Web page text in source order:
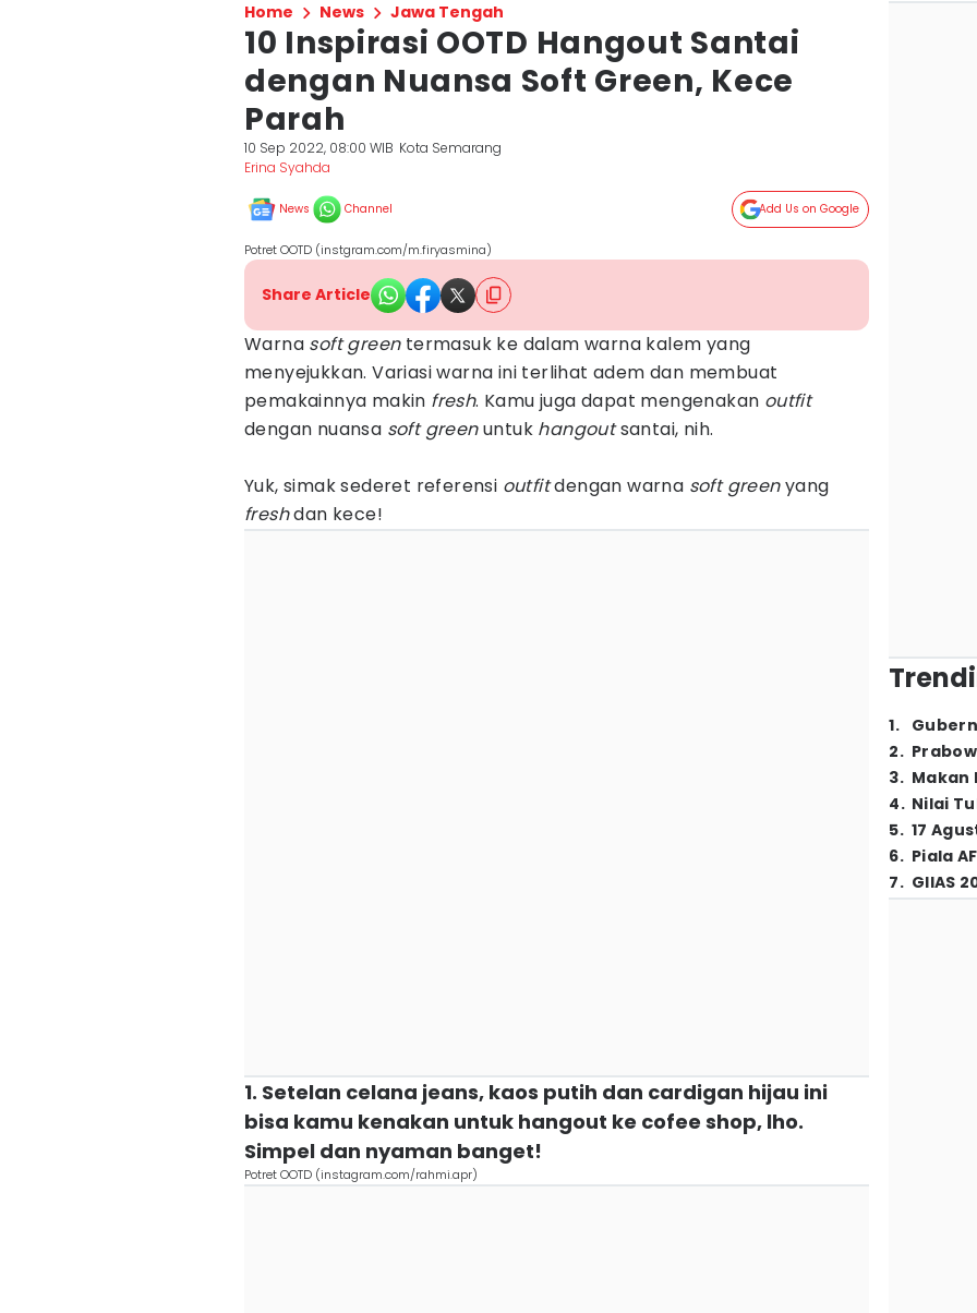
Home News Jawa Tengah
10 Inspirasi OOTD Hangout Santai
dengan Nuansa Soft Green, Kece
Parah
10 Sep 2022, 08:00 WIB Kota Semarang
Erina Syahda
News Channel Add Us on Google
Potret OOTD (instgram.com/m.firyasmina)
Share Article
Warna soft green termasuk ke dalam warna kalem yang
menyejukkan. Variasi warna ini terlihat adem dan membuat
pemakainnya makin fresh. Kamu juga dapat mengenakan outfit
dengan nuansa soft greenuntuk hangoutsantai, nih.
Yuk, simak sederet referensi outfitdengan warna soft greenyang
freshdan kece!
1. Setelan celana jeans, kaos putih dan cardigan hijau ini
bisa kamu kenakan untuk hangout ke cofee shop, lho.
Simpel dan nyaman banget!
Potret OOTD (instagram.com/rahmi.apr)
1.
2.
3. Makan
4. Nilai
5. 17
6. Piala
7. GIIAS